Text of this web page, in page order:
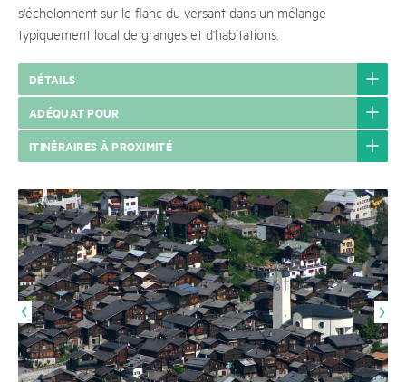
s'échelonnent sur le flanc du versant dans un mélange
typiquement local de granges et d'habitations.
DÉTAILS
ADÉQUAT POUR
ITINÉRAIRES À PROXIMITÉ